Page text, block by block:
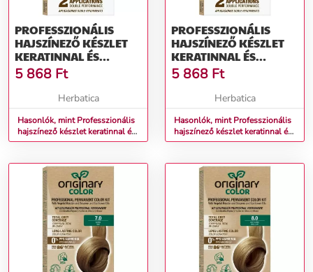
PROFESSZIONÁLIS
HAJSZÍNEZŐ KÉSZLET
KERATINNAL ÉS
NÖVÉNYI OLAJOKKAL -
KÜLÖNBÖZŐ
ÁRNYALATOK -
SZÍNN (FARBA): ARANY
RÉZ SÖTÉT SZŐKE 6/43
5 868 Ft
Herbatica
Hasonlók, mint Professzionális
hajszínező készlet keratinnal és
növényi olajokkal -
Originary Color Színn (Farba):
Arany réz sötét szőke 6/43
PROFESSZIONÁLIS
HAJSZÍNEZŐ KÉSZLET
KERATINNAL ÉS
NÖVÉNYI OLAJOKKAL -
KÜLÖNBÖZŐ
ÁRNYALATOK -
SZÍNN (FARBA):
ARANYSZŐKE 7/3
5 868 Ft
Herbatica
Hasonlók, mint Professzionális
hajszínező készlet keratinnal és
növényi olajokkal -
Originary Color Színn (Farba):
Aranyszőke 7/3